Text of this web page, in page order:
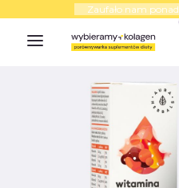
Zaufało nam ponad